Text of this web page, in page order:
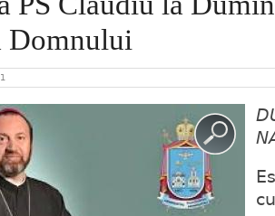
Domnului